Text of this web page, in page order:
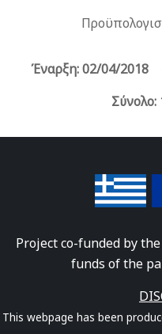
Έναρξη: 02/04/2018
Σύνολο:
Project co-funded by
funds of the
This webpage has been